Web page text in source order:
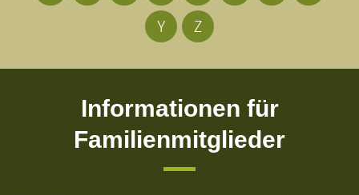
Y
Z
Informationen für
Familienmitglieder